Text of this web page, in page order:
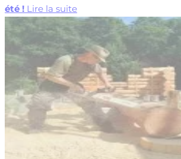
été ! Lire la suite